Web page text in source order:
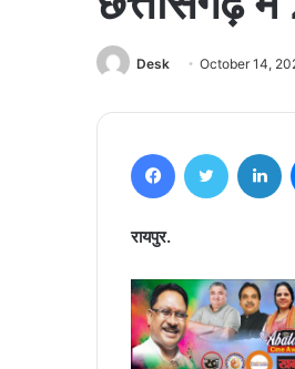
Desk October 14,
रायपुर.